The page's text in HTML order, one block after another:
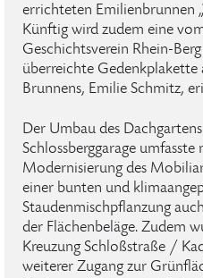
errichteten Emilienbrunnen
Künftig wird zudem eine
Geschichtsverein Rhein-
überreichte Gedenkplakette
Brunnens, Emilie Schmitz,
Der Umbau des
Schlossberggarage umfasste
Modernisierung des
einer bunten und
Staudenmischpflanzung
der Flächenbeläge. Zudem
Kreuzung Schloßstraße /
weiterer Zugang zur